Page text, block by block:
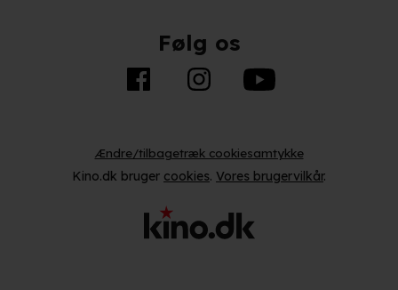
Følg os
Ændre/tilbagetræk cookiesamtykke
Kino.dk bruger cookies. Vores brugervilkår.